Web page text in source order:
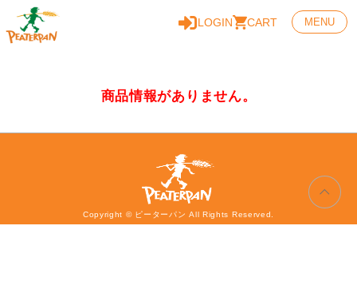
LOGIN CART MENU
商品情報がありません。
Copyright © ピーターパン All Rights Reserved.